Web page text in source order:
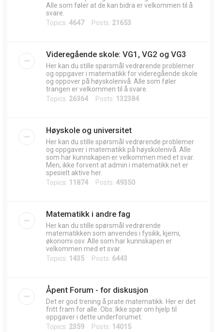
Alle som føler at de kan bidra er velkommen til å
svare.
Topics: 4647Posts: 21653
Videregående skole: VG1, VG2 og VG3
Her kan du stille spørsmål vedrørende problemer
og oppgaver i matematikk for videregående skole
og oppover på høyskolenivå. Alle som føler
trangen er velkommen til å svare.
Topics: 26364 Posts: 132384
Høyskole og universitet
Her kan du stille spørsmål vedrørende problemer
og oppgaver i matematikk på høyskolenivå. Alle
som har kunnskapen er velkommen med et svar.
Men, ikke forvent at admin i matematikk.net er
spesielt aktive her.
Topics: 11874 Posts: 49350
Matematikk i andre fag
Her kan du stille spørsmål vedrørende
matematikken som anvendes i fysikk, kjemi,
økonomi osv. Alle som har kunnskapen er
velkommen med et svar.
Topics: 1435 Posts: 6443
Åpent Forum - for diskusjon
Det er god trening å prate matematikk. Her er det
fritt fram for alle. Obs: Ikke spør om hjelp til
oppgaver i dette underforumet.
Topics: 2359 Posts: 14015